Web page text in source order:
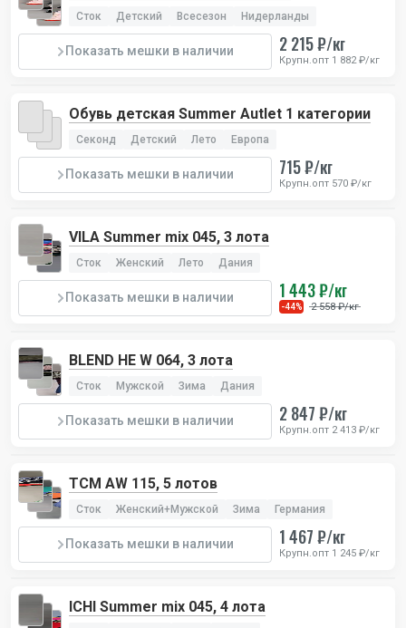
Сток Детский Всесезон Нидерланды
Показать мешки в наличии 2 215 ₽/кг
Крупн.опт 1 882 ₽/кг
Обувь детская Summer Autlet 1 категории
Секонд Детский Лето Европа
Показать мешки в наличии 715 ₽/кг
Крупн.опт 570 ₽/кг
VILA Summer mix 045, 3 лота
Сток Женский Лето Дания
Показать мешки в наличии 1 443 ₽/кг
-44% 2 558 ₽/кг
BLEND HE W 064, 3 лота
Сток Мужской Зима Дания
Показать мешки в наличии 2 847 ₽/кг
Крупн.опт 2 413 ₽/кг
TCM AW 115, 5 лотов
Сток Женский+Мужской Зима Германия
Показать мешки в наличии 1 467 ₽/кг
Крупн.опт 1 245 ₽/кг
ICHI Summer mix 045, 4 лота